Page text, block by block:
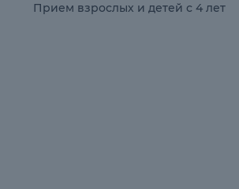
Прием взрослых и детей с 4 лет